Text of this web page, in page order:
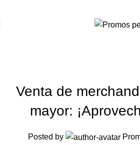
Venta de
mayor:
Posted by